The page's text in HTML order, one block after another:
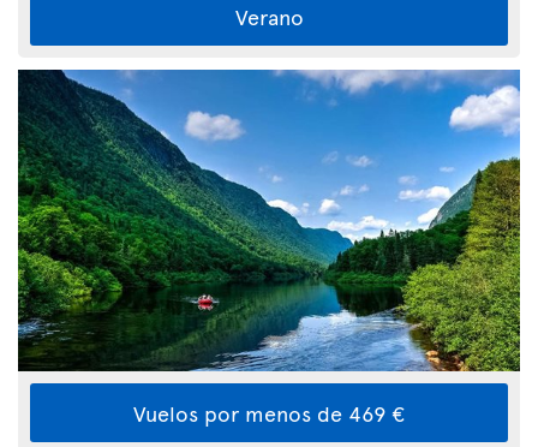
Verano
Vuelos por menos de 469 €